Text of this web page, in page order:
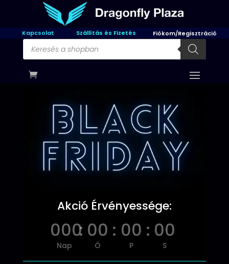
Kapcsolat Szállítás és Fizetés Fiókom/Regisztráció
Products
search
Akció Érvényessége:
000
Nap
: 00
Ó
: 00
P
: 00
S